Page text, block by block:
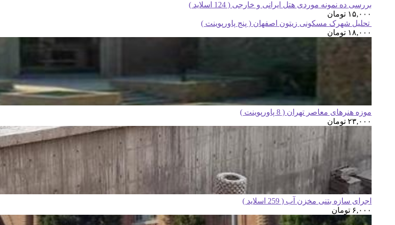
بررسی ده نمونه موردی هتل ایرانی و خارجی ( 124 اسلاید )
۱۵,۰۰۰ تومان
تحلیل شهرک مسکونی زیتون اصفهان ( پنج پاورپوینت )
۱۸,۰۰۰ تومان
موزه هنرهای معاصر تهران ( 8 پاورپوینت )
۲۳,۰۰۰ تومان
اجرای سازه بتنی مخزن آب ( 259 اسلاید )
۶,۰۰۰ تومان